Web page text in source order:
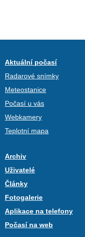
Aktuální počasí
Radarové snímky
Meteostanice
Počasí u vás
Webkamery
Teplotní mapa
Archiv
Uživatelé
Články
Fotogalerie
Aplikace na telefony
Počasí na web